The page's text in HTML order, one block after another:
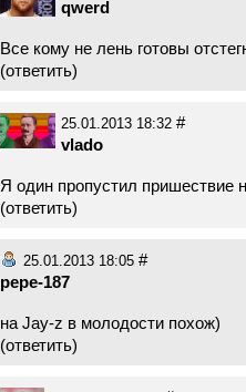
qwerd
Все кому не лень готовы
(ответить)
25.01.2013 18:32 #
vlado
Я один пропустил пришествие
(ответить)
25.01.2013 18:05 #
pepe-187
на Jay-z в молодости похож)
(ответить)